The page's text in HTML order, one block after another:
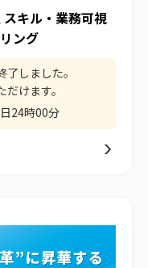
キル・業務可視
ング
しました。
けます。
24時00分